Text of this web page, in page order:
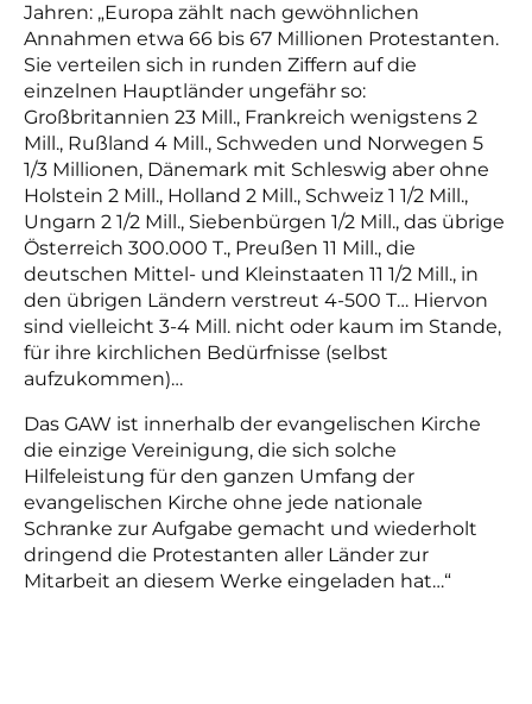
Jahren: „Europa zählt nach gewöhnlichen
Annahmen etwa 66 bis 67 Millionen Protestanten.
Sie verteilen sich in runden Ziffern auf die
einzelnen Hauptländer ungefähr so:
Großbritannien 23 Mill., Frankreich wenigstens 2
Mill., Rußland 4 Mill., Schweden und Norwegen 5
1/3 Millionen, Dänemark mit Schleswig aber ohne
Holstein 2 Mill., Holland 2 Mill., Schweiz 1 1/2 Mill.,
Ungarn 2 1/2 Mill., Siebenbürgen 1/2 Mill., das übrige
Österreich 300.000 T., Preußen 11 Mill., die
deutschen Mittel- und Kleinstaaten 11 1/2 Mill., in
den übrigen Ländern verstreut 4-500 T… Hiervon
sind vielleicht 3-4 Mill. nicht oder kaum im Stande,
für ihre kirchlichen Bedürfnisse (selbst
aufzukommen)…
Das GAW ist innerhalb der evangelischen Kirche
die einzige Vereinigung, die sich solche
Hilfeleistung für den ganzen Umfang der
evangelischen Kirche ohne jede nationale
Schranke zur Aufgabe gemacht und wiederholt
dringend die Protestanten aller Länder zur
Mitarbeit an diesem Werke eingeladen hat…“